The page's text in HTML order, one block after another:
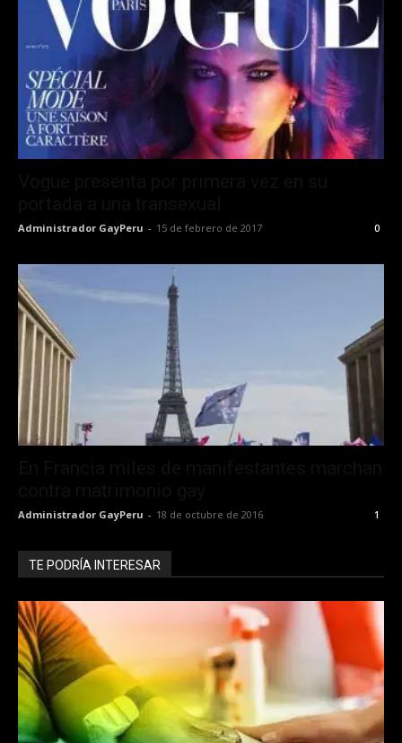
Administrador GayPeru - 15 de febrero de 2017 0
Administrador GayPeru - 18 de octubre de 2016 1
TE PODRÍA INTERESAR